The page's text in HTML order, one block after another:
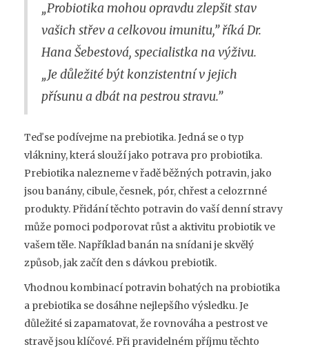
„Probiotika mohou opravdu zlepšit stav
vašich střev a celkovou imunitu,” říká Dr.
Hana Šebestová, specialistka na výživu.
„Je důležité být konzistentní v jejich
přísunu a dbát na pestrou stravu.”
Teď se podívejme na prebiotika. Jedná se o typ
vlákniny, která slouží jako potrava pro probiotika.
Prebiotika nalezneme v řadě běžných potravin, jako
jsou banány, cibule, česnek, pór, chřest a celozrnné
produkty. Přidání těchto potravin do vaší denní stravy
může pomoci podporovat růst a aktivitu probiotik ve
vašem těle. Například banán na snídani je skvělý
způsob, jak začít den s dávkou prebiotik.
Vhodnou kombinací potravin bohatých na probiotika
a prebiotika se dosáhne nejlepšího výsledku. Je
důležité si zapamatovat, že rovnováha a pestrost ve
stravě jsou klíčové. Při pravidelném příjmu těchto